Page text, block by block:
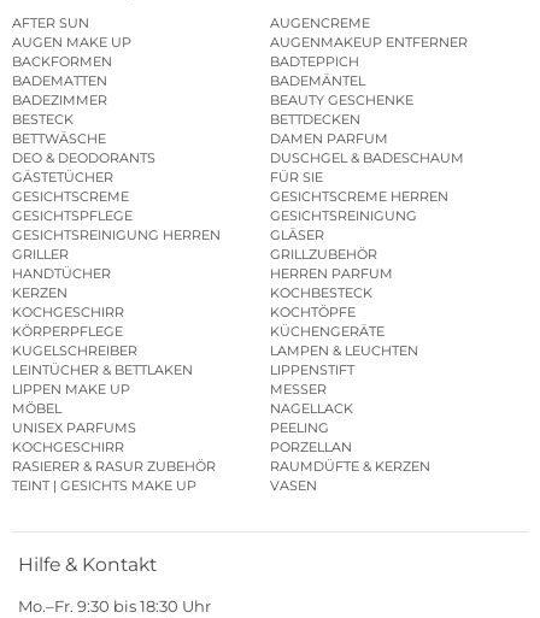
AFTER SUN
AUGENCREME
AUGEN MAKE UP
AUGENMAKEUP ENTFERNER
BACKFORMEN
BADTEPPICH
BADEMATTEN
BADEMÄNTEL
BADEZIMMER
BEAUTY GESCHENKE
BESTECK
BETTDECKEN
BETTWÄSCHE
DAMEN PARFUM
DEO & DEODORANTS
DUSCHGEL & BADESCHAUM
GÄSTETÜCHER
FÜR SIE
GESICHTSCREME
GESICHTSCREME HERREN
GESICHTSPFLEGE
GESICHTSREINIGUNG
GESICHTSREINIGUNG HERREN
GLÄSER
GRILLER
GRILLZUBEHÖR
HANDTÜCHER
HERREN PARFUM
KERZEN
KOCHBESTECK
KOCHGESCHIRR
KOCHTÖPFE
KÖRPERPFLEGE
KÜCHENGERÄTE
KUGELSCHREIBER
LAMPEN & LEUCHTEN
LEINTÜCHER & BETTLAKEN
LIPPENSTIFT
LIPPEN MAKE UP
MESSER
MÖBEL
NAGELLACK
UNISEX PARFUMS
PEELING
KOCHGESCHIRR
PORZELLAN
RASIERER & RASUR ZUBEHÖR
RAUMDÜFTE & KERZEN
TEINT | GESICHTS MAKE UP
VASEN
Hilfe & Kontakt
Mo.–Fr. 9:30 bis 18:30 Uhr